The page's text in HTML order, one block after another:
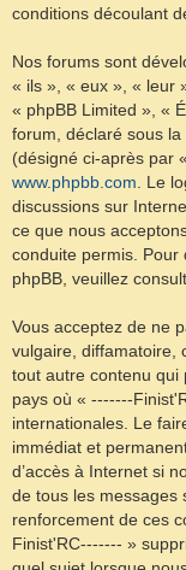
conditions découlant
Nos forums sont
« ils », « eux », « leur
« phpBB Limited », «
forum, déclaré sous la
(désigné ci-après par
www.phpbb.com . Le
discussions sur
ce que nous
conduite permis. Pour
phpBB, veuillez
Vous acceptez de ne
vulgaire, diffamatoire,
tout autre contenu qui
pays où « -------
internationales. Le
immédiat et
d’accès à Internet si
de tous les messages
renforcement de ces
Finist'RC------- »